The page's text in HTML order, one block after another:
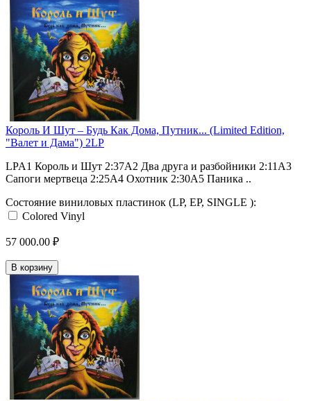
Король И Шут ‎– Будь Как Дома, Путник... (Limited Edition,
"Валет и Дама") 2LP
LPA1 Король и Шут 2:37A2 Два друга и разбойники 2:11A3
Сапоги мертвеца 2:25A4 Охотник 2:30A5 Паника ..
Состояние виниловых пластинок (LP, EP, SINGLE ):
Colored Vinyl
57 000.00 ₽
В корзину